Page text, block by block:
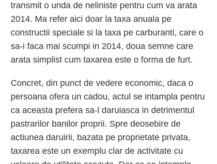
transmit o unda de neliniste pentru cum va arata
2014. Ma refer aici doar la taxa anuala pe
constructii speciale si la taxa pe carburanti, care o
sa-i faca mai scumpi in 2014, doua semne care
arata simplist cum taxarea este o forma de furt.
Concret, din punct de vedere economic, daca o
persoana ofera un cadou, actul se intampla pentru
ca aceasta prefera sa-l daruiasca in detrimentul
pastrarilor banilor proprii. Spre deosebire de
actiunea daruirii, bazata pe proprietate privata,
taxarea este un exemplu clar de activitate cu